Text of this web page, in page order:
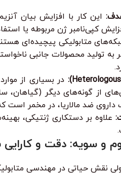
این کار با افزایش بیان
متابولیکی پیچیده‌ای
محصولات جانبی
در بسیاری از
از گونه‌های دیگر (گیاهان،
ضد مالاریا، در مخمر
و سویه: دقت و کارایی
نقش حیاتی در مهندسی